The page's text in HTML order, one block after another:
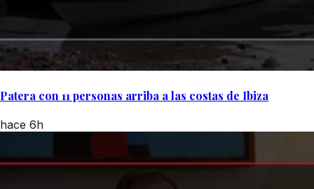
Patera con 11 personas arriba a las costas de Ibiza
hace 6h